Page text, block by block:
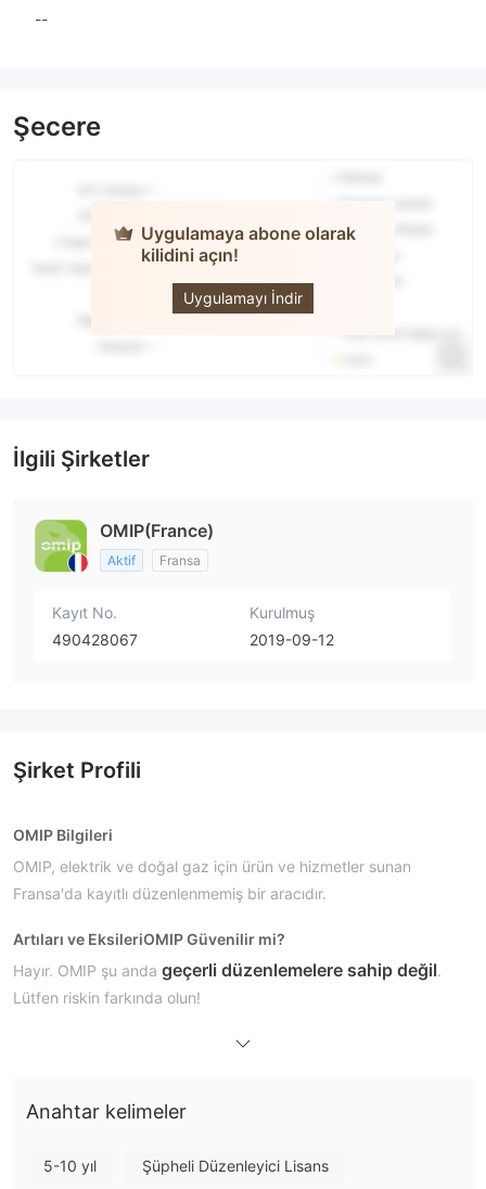
--
Şecere
Uygulamaya abone olarak
kilidini açın!
Uygulamayı İndir
İlgili Şirketler
OMIP(France)
Aktif Fransa
Kayıt No.
490428067
Kurulmuş
2019-09-12
Şirket Profili
OMIP Bilgileri
OMIP, elektrik ve doğal gaz için ürün ve hizmetler sunan
Fransa'da kayıtlı düzenlenmemiş bir aracıdır.
Artıları ve EksileriOMIP Güvenilir mi?
Hayır. OMIP şu anda geçerli düzenlemelere sahip değil.
Lütfen riskin farkında olun!
OMIP Üzerinde Ne İşlem Yapabilirim?
OMIP, ticaret, takas, finansal uzlaşma ve fiziksel uzlaşma
hesap özellikleri açıkça belirtilmemiştir.
Anahtar kelimeler
5-10 yıl Şüpheli Düzenleyici Lisans